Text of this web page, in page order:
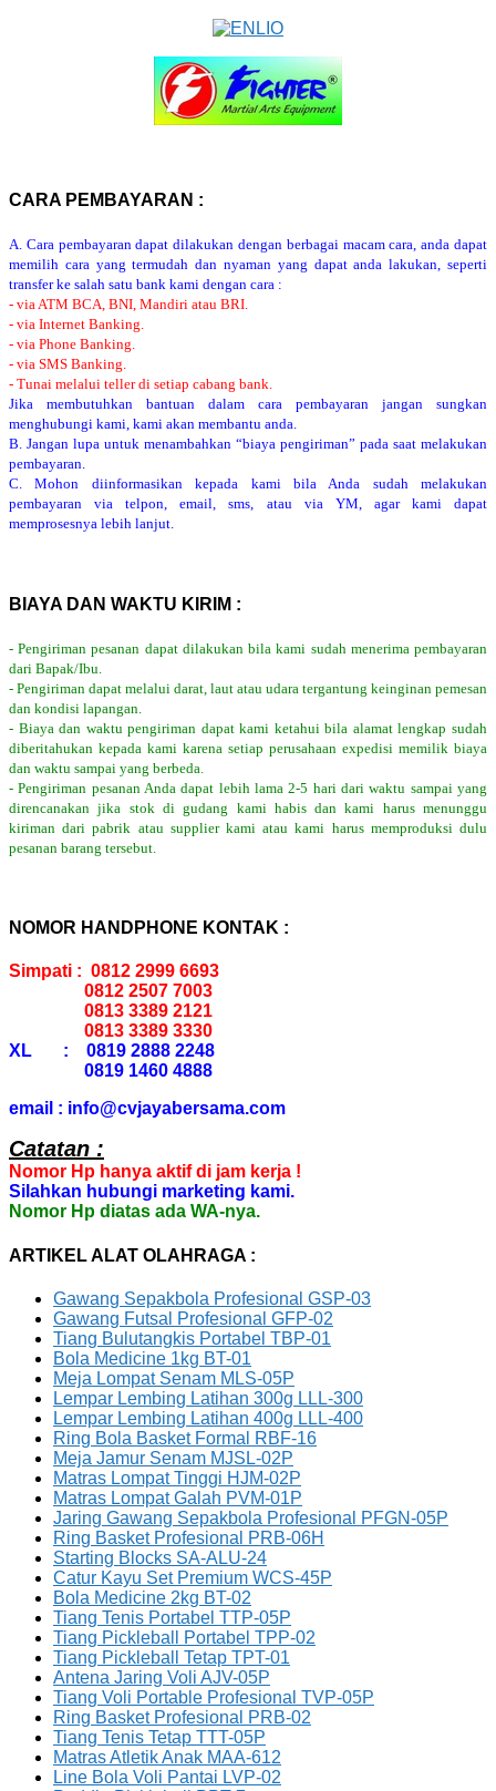
CARA PEMBAYARAN :
A. Cara pembayaran dapat dilakukan dengan berbagai macam cara, anda dapat
memilih cara yang termudah dan nyaman yang dapat anda lakukan, seperti
transfer ke salah satu bank kami dengan cara :
- via ATM BCA, BNI, Mandiri atau BRI.
- via Internet Banking.
- via Phone Banking.
- via SMS Banking.
- Tunai melalui teller di setiap cabang bank.
Jika membutuhkan bantuan dalam cara pembayaran jangan sungkan
menghubungi kami, kami akan membantu anda.
B. Jangan lupa untuk menambahkan “biaya pengiriman” pada saat melakukan
pembayaran.
C. Mohon diinformasikan kepada kami bila Anda sudah melakukan
pembayaran via telpon, email, sms, atau via YM, agar kami dapat
memprosesnya lebih lanjut.
BIAYA DAN WAKTU KIRIM :
- Pengiriman pesanan dapat dilakukan bila kami sudah menerima pembayaran
dari Bapak/Ibu.
- Pengiriman dapat melalui darat, laut atau udara tergantung keinginan pemesan
dan kondisi lapangan.
- Biaya dan waktu pengiriman dapat kami ketahui bila alamat lengkap sudah
diberitahukan kepada kami karena setiap perusahaan expedisi memilik biaya
dan waktu sampai yang berbeda.
- Pengiriman pesanan Anda dapat lebih lama 2-5 hari dari waktu sampai yang
direncanakan jika stok di gudang kami habis dan kami harus menunggu
kiriman dari pabrik atau supplier kami atau kami harus memproduksi dulu
pesanan barang tersebut.
NOMOR HANDPHONE KONTAK :
Simpati : 0812 2999 6693
0812 2507 7003
0813 3389 2121
0813 3389 3330
XL : 0819 2888 2248
0819 1460 4888
email : info@cvjayabersama.com
Catatan :
Nomor Hp hanya aktif di jam kerja !
Silahkan hubungi marketing kami.
Nomor Hp diatas ada WA-nya.
ARTIKEL ALAT OLAHRAGA :
Gawang Sepakbola Profesional GSP-03
Gawang Futsal Profesional GFP-02
Tiang Bulutangkis Portabel TBP-01
Bola Medicine 1kg BT-01
Meja Lompat Senam MLS-05P
Lempar Lembing Latihan 300g LLL-300
Lempar Lembing Latihan 400g LLL-400
Ring Bola Basket Formal RBF-16
Meja Jamur Senam MJSL-02P
Matras Lompat Tinggi HJM-02P
Matras Lompat Galah PVM-01P
Jaring Gawang Sepakbola Profesional PFGN-05P
Ring Basket Profesional PRB-06H
Starting Blocks SA-ALU-24
Catur Kayu Set Premium WCS-45P
Bola Medicine 2kg BT-02
Tiang Tenis Portabel TTP-05P
Tiang Pickleball Portabel TPP-02
Tiang Pickleball Tetap TPT-01
Antena Jaring Voli AJV-05P
Tiang Voli Portable Profesional TVP-05P
Ring Basket Profesional PRB-02
Tiang Tenis Tetap TTT-05P
Matras Atletik Anak MAA-612
Line Bola Voli Pantai LVP-02